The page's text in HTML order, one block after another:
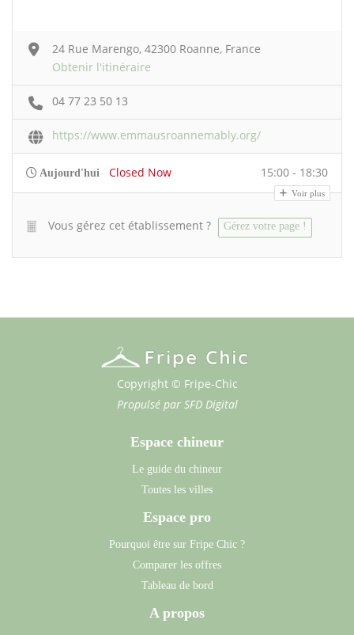
24 Rue Marengo, 42300 Roanne, France
Obtenir l'itinéraire
04 77 23 50 13
https://www.emmausroannemably.org/
Aujourd'hui Closed Now 15:00 - 18:30
Voir plus
Vous gérez cet établissement ? Gérez votre page !
Copyright © Fripe-Chic
Propulsé par SFD Digital
Espace chineur
Le guide du chineur
Toutes les villes
Espace pro
Pourquoi être sur Fripe Chic ?
Comparer les offres
Tableau de bord
A propos